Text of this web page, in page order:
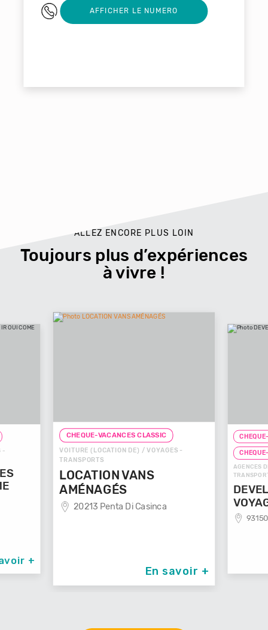
03 88 76 43 43
AFFICHER LE NUMERO
ALLEZ ENCORE PLUS LOIN
Toujours plus d’expériences
à vivre !
-
+
CHEQUE-VACANCES CLASSIC
VOITURE (LOCATION DE) / VOYAGES -
TRANSPORTS
LOCATION VANS
AMÉNAGÉS
20213 Penta Di Casinca
En savoir +
AGENCES